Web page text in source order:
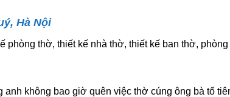
Hà Nội
không bao giờ quên việc thờ cúng ông bà tổ